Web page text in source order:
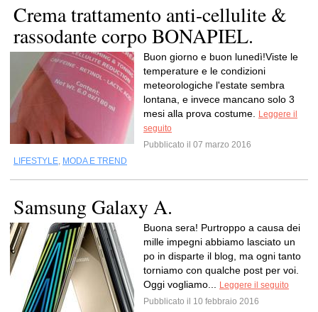
Crema trattamento anti-cellulite &
rassodante corpo BONAPIEL.
Buon giorno e buon lunedì!Viste le
temperature e le condizioni
meteorologiche l'estate sembra
lontana, e invece mancano solo 3
mesi alla prova costume.
Leggere il
seguito
Pubblicato il 07 marzo 2016
LIFESTYLE, MODA E TREND
Samsung Galaxy A.
Buona sera! Purtroppo a causa dei
mille impegni abbiamo lasciato un
po in disparte il blog, ma ogni tanto
torniamo con qualche post per voi.
Oggi vogliamo...
Leggere il seguito
Pubblicato il 10 febbraio 2016